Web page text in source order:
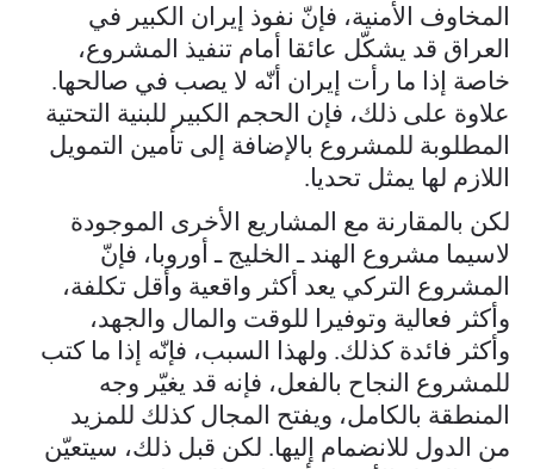
المخاوف الأمنية، فإنّ نفوذ إيران الكبير في
العراق قد يشكّل عائقا أمام تنفيذ المشروع،
خاصة إذا ما رأت إيران أنّه لا يصب في صالحها.
علاوة على ذلك، فإن الحجم الكبير للبنية التحتية
المطلوبة للمشروع بالإضافة إلى تأمين التمويل
اللازم لها يمثل تحديا.
لكن بالمقارنة مع المشاريع الأخرى الموجودة
لاسيما مشروع الهند ـ الخليج ـ أوروبا، فإنّ
المشروع التركي يعد أكثر واقعية وأقل تكلفة،
وأكثر فعالية وتوفيرا للوقت والمال والجهد،
وأكثر فائدة كذلك. ولهذا السبب، فإنّه إذا ما كتب
للمشروع النجاح بالفعل، فإنه قد يغيّر وجه
المنطقة بالكامل، ويفتح المجال كذلك للمزيد
من الدول للانضمام إليها. لكن قبل ذلك، سيتعيّن